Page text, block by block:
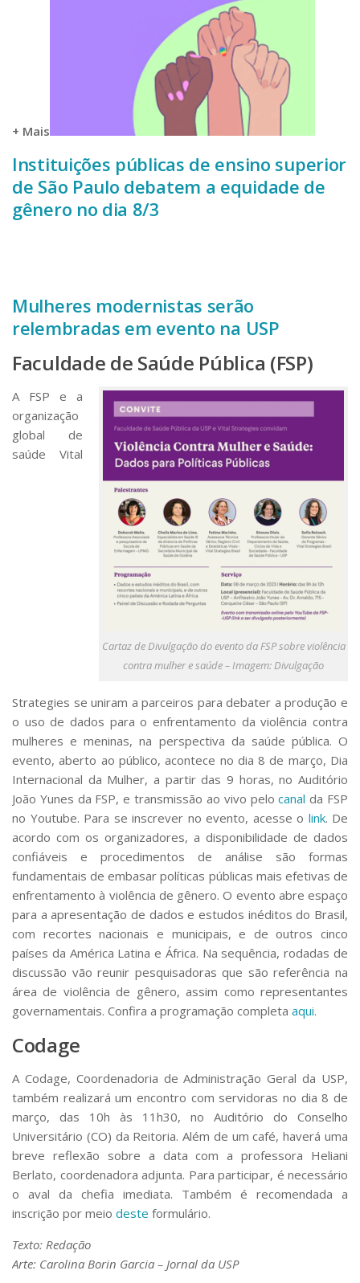
+ Mais
Instituições públicas de ensino superior
de São Paulo debatem a equidade de
gênero no dia 8/3
Mulheres modernistas serão
relembradas em evento na USP
Faculdade de Saúde Pública (FSP)
Cartaz de Divulgação do evento da FSP sobre violência
contra mulher e saúde – Imagem: Divulgação
A FSP e a
organização
global de
saúde Vital
Strategies se uniram a parceiros para debater a produção e
o uso de dados para o enfrentamento da violência contra
mulheres e meninas, na perspectiva da saúde pública. O
evento, aberto ao público, acontece no dia 8 de março, Dia
Internacional da Mulher, a partir das 9 horas, no Auditório
João Yunes da FSP, e transmissão ao vivo pelocanal da FSP
no Youtube. Para se inscrever no evento, acesse o link. De
acordo com os organizadores, a disponibilidade de dados
confiáveis e procedimentos de análise são formas
fundamentais de embasar políticas públicas mais efetivas de
enfrentamento à violência de gênero. O evento abre espaço
para a apresentação de dados e estudos inéditos do Brasil,
com recortes nacionais e municipais, e de outros cinco
países da América Latina e África. Na sequência, rodadas de
discussão vão reunir pesquisadoras que são referência na
área de violência de gênero, assim como representantes
governamentais. Confira a programação completa aqui.
Codage
A Codage, Coordenadoria de Administração Geral da USP,
também realizará um encontro com servidoras no dia 8 de
março, das 10h às 11h30, no Auditório do Conselho
Universitário (CO) da Reitoria. Além de um café, haverá uma
breve reflexão sobre a data com a professora Heliani
Berlato, coordenadora adjunta. Para participar, é necessário
o aval da chefia imediata. Também é recomendada a
inscrição por meio deste formulário.
Texto: Redação
Arte: Carolina Borin Garcia – Jornal da USP